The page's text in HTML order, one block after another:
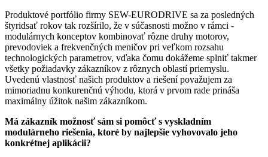
Produktové portfólio firmy SEW-EURODRIVE sa za posledných
štyridsať rokov tak rozšírilo, že v súčasnosti možno v rámci ­
modulárnych konceptov kombinovať rôzne druhy motorov,
prevodoviek a frekvenčných meničov pri veľkom rozsahu
technologických ­parametrov, vďaka čomu dokážeme splniť takmer
všetky požiadavky zákazníkov z rôznych oblastí priemyslu.
Uvedenú vlastnosť našich produktov a riešení považujem za
mimoriadnu konkurenčnú výhodu, ktorá v prvom rade prináša
maximálny úžitok našim zákazníkom.
Má zákazník možnosť sám si pomôcť s vyskladním
modulárneho riešenia, ktoré by najlepšie vyhovovalo jeho
konkrétnej aplikácii?